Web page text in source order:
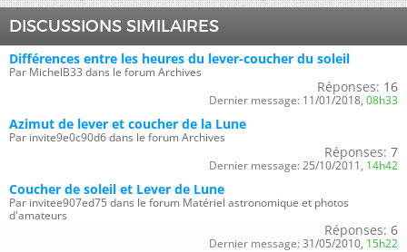
DISCUSSIONS SIMILAIRES
Différences entre les heures du lever-coucher du soleil
Par MichelB33 dans le forum Archives
Réponses: 16
Dernier message: 11/01/2018, 08h33
Azimut de lever et coucher de la Lune
Par invite9e0c90d6 dans le forum Archives
Réponses: 7
Dernier message: 25/10/2011, 14h42
Coucher de soleil et Lever de Lune
Par invitee907ed75 dans le forum Matériel astronomique et photos
d'amateurs
Réponses: 6
Dernier message: 31/05/2010, 15h22